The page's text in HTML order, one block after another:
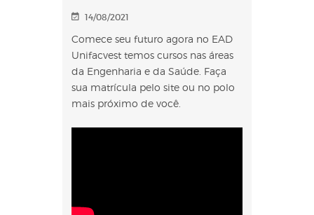
14/08/2021
Comece seu futuro agora no EAD
Unifacvest temos cursos nas áreas
da Engenharia e da Saúde. Faça
sua matrícula pelo site ou no polo
mais próximo de você.